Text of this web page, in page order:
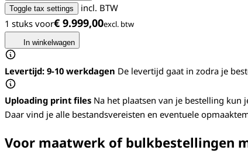
Toggle tax settings
incl. BTW
1 stuks voor€ 9.999,00
In winkelwagen
Levertijd: 9-10 werkdagen De levertijd gaat in zodra je
Uploading print files Na het plaatsen van je bestelling
Daar vind je alle bestandsvereisten en eventuele
Voor maatwerk of bulkbestellingen